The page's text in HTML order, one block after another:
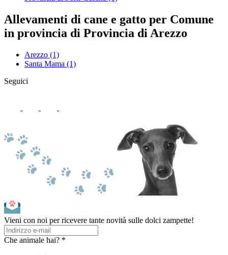
Allevamenti di cane e gatto per Comune
in provincia di Provincia di Arezzo
Arezzo (1)
Santa Mama (1)
Seguici
Vieni con noi per ricevere tante novità sulle dolci zampette!
Che animale hai? *